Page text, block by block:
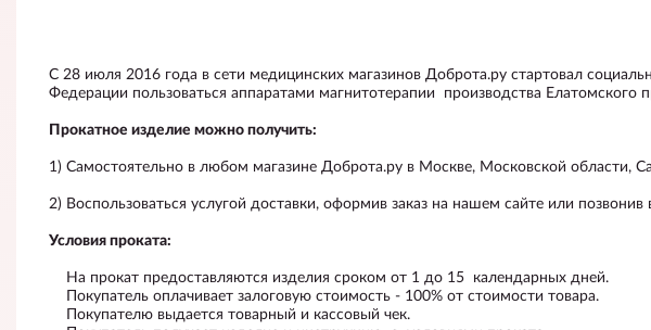
С 28 июля 2016 года в сети медицинских магазинов Доброта.ру стартовал
Федерации пользоваться аппаратами магнитотерапии производства Елатомского
Прокатное изделие можно получить:
1) Самостоятельно в любом магазине Доброта.ру в Москве, Московской области,
2) Воспользоваться услугой доставки, оформив заказ на нашем сайте или
Условия проката:
На прокат предоставляются изделия сроком от 1 до 15 календарных дней.
Покупатель оплачивает залоговую стоимость - 100% от стоимости товара.
Покупателю выдается товарный и кассовый чек.